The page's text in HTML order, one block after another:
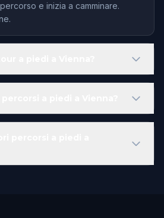
e inizia a camminare.